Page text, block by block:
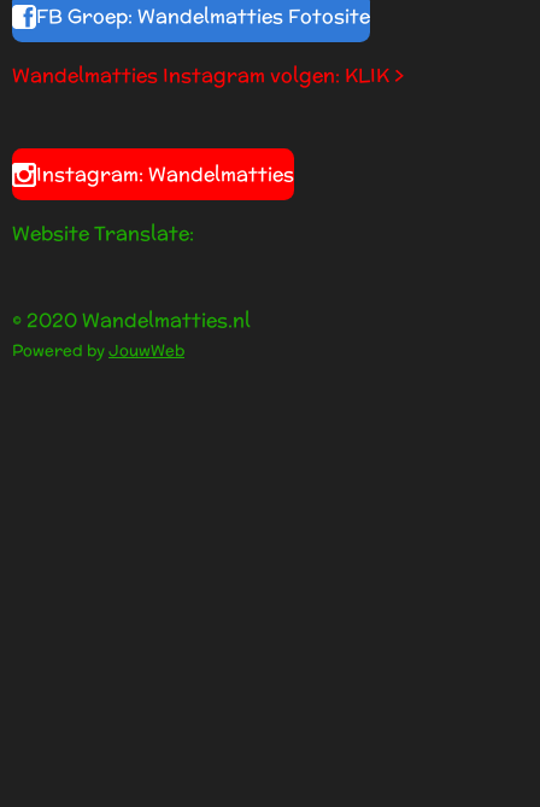
FB Groep: Wandelmatties Fotosite
Wandelmatties Instagram volgen: KLIK >
Instagram: Wandelmatties
Website Translate:
© 2020 Wandelmatties.nl
Powered byJouwWeb